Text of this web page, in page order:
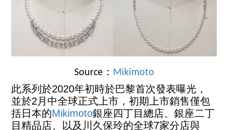
Source： Mikimoto
此系列於2020年初時於巴黎首次發表曝光，
並於2月中全球正式上市，初期上市銷售僅包
括日本的Mikimoto銀座四丁目總店、銀座二丁
目精品店、以及川久保玲的全球7家分店與